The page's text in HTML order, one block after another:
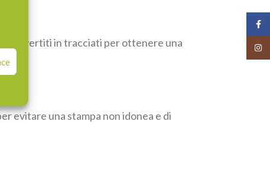
convertiti in tracciati per ottenere una
evitare una stampa non idonea e di